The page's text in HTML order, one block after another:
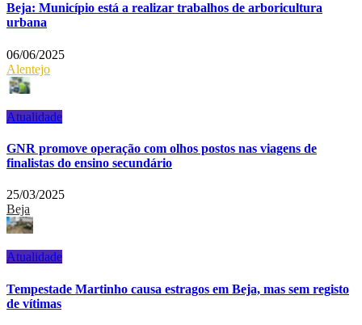
Beja: Município está a realizar trabalhos de arboricultura
urbana
06/06/2025
Alentejo
Atualidade
GNR promove operação com olhos postos nas viagens de
finalistas do ensino secundário
25/03/2025
Beja
Atualidade
Tempestade Martinho causa estragos em Beja, mas sem registo
de vítimas